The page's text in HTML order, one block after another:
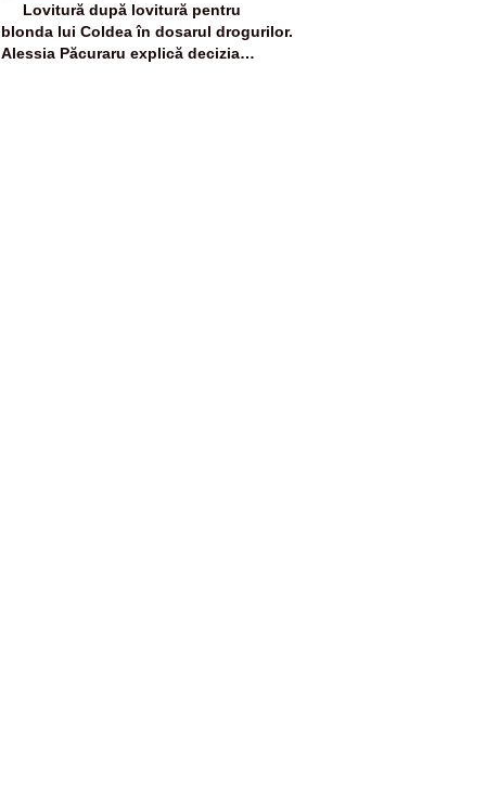
Lovitură după lovitură pentru
blonda lui Coldea în dosarul drogurilor.
Alessia Păcuraru explică decizia